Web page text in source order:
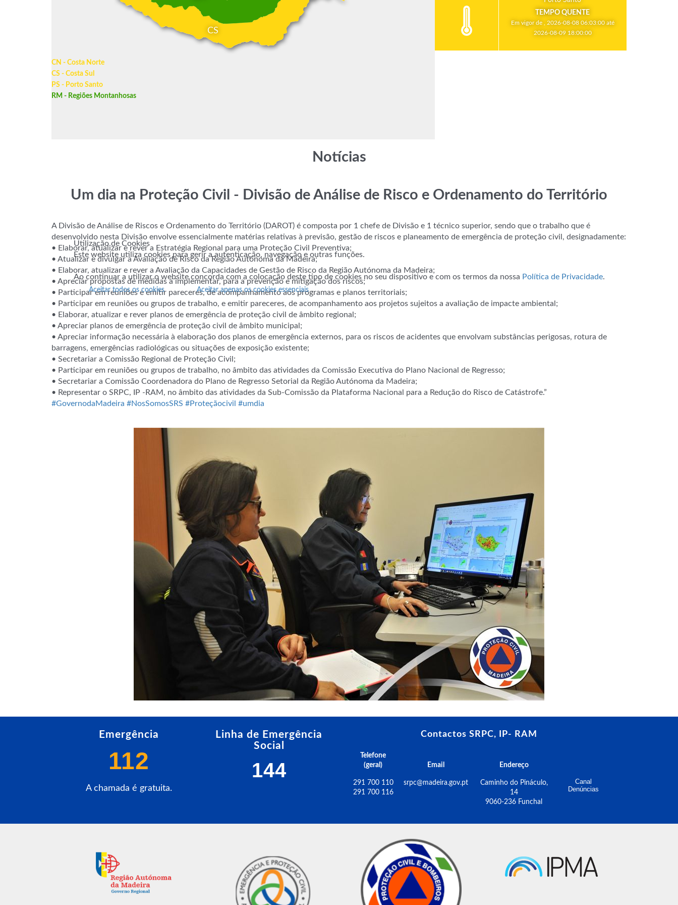
CS
CN - Costa Norte
CS - Costa Sul
PS - Porto Santo
RM - Regiões Montanhosas
TEMPO QUENTE
Em vigor de , 2026-08-08 06:03:00 até
2026-08-09 18:00:00
Notícias
Um dia na Proteção Civil - Divisão de Análise de Risco e Ordenamento do Território
A Divisão de Análise de Riscos e Ordenamento do Território (DAROT) é composta por 1 chefe de Divisão e 1 técnico superior, sendo que o trabalho que é
desenvolvido nesta Divisão envolve essencialmente matérias relativas à previsão, gestão de riscos e planeamento de emergência de proteção civil, designadamente:
• Elaborar,atualizar e rever a Estratégia Regional para uma Proteção Civil Preventiva;
• Atualizar e divulgar a Avaliação de Risco da Região Autónoma da Madeira;
• Elaborar, atualizar e rever a Avaliação da Capacidades de Gestão de Risco da Região Autónoma da Madeira;
• Apreciar propostas de medidas a implementar, para a prevenção e mitigação dos riscos;
• Participar em reuniões e emitir pareceres, de acompanhamento aos programas e planos territoriais;
• Participar em reuniões ou grupos de trabalho, e emitir pareceres, de acompanhamento aos projetos sujeitos a avaliação de impacte ambiental;
• Elaborar, atualizar e rever planos de emergência de proteção civil de âmbito regional;
• Apreciar planos de emergência de proteção civil de âmbito municipal;
• Apreciar informação necessária à elaboração dos planos de emergência externos, para os riscos de acidentes que envolvam substâncias perigosas, rotura de
barragens, emergências radiológicas ou situações de exposição existente;
• Secretariar a Comissão Regional de Proteção Civil;
• Participar em reuniões ou grupos de trabalho, no âmbito das atividades da Comissão Executiva do Plano Nacional de Regresso;
• Secretariar a Comissão Coordenadora do Plano de Regresso Setorial da Região Autónoma da Madeira;
• Representar o SRPC, IP -RAM, no âmbito das atividades da Sub-Comissão da Plataforma Nacional para a Redução do Risco de Catástrofe.”
#GovernodaMadeira #NosSomosSRS #Proteçãocivil #umdia
Emergência
112
A chamada é gratuita.
Linha de Emergência
Social
144
Contactos SRPC, IP- RAM
Telefone
(geral)
Email Endereço
291 700 110
291 700 116
srpc@madeira.gov.pt
Caminho do Pináculo,
14
9060-236 Funchal
Canal
Denúncias
Utilização de Cookies
Este website utiliza cookies para gerir a autenticação, navegação e outras funções.
Ao continuar a utilizar o website concorda com a colocação deste tipo de cookies no seu dispositivo e com os termos da nossa Política de Privacidade.
Aceitar todos os cookies Aceitar apenas os cookies essenciais